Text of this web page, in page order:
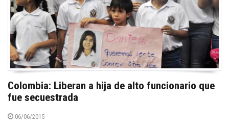
Colombia: Liberan a hija de alto funcionario que
fue secuestrada
06/06/2015